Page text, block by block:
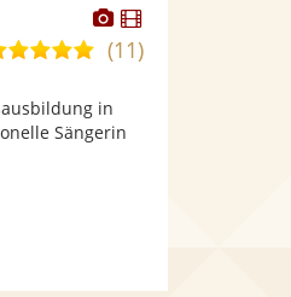
Dieser
Künstler
stellt
Dieser
Künstler
5,0
5
Sternen
(11)
in
Sängerin